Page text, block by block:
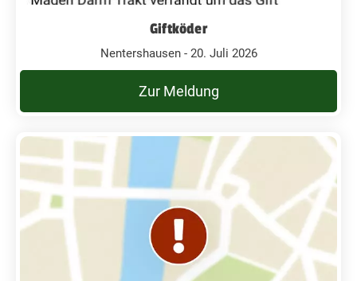
Giftköder
Nentershausen - 20. Juli 2026
Zur Meldung